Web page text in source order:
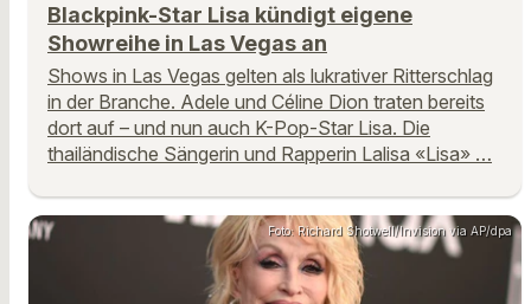
Blackpink-Star Lisa kündigt eigene
Showreihe in Las Vegas an
Shows in Las Vegas gelten als lukrativer Ritterschlag
in der Branche. Adele und Céline Dion traten bereits
dort auf – und nun auch K-Pop-Star Lisa. Die
thailändische Sängerin und Rapperin Lalisa «Lisa» …
Foto: Richard Shotwell/Invision via AP/dpa